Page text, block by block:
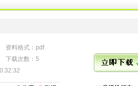
资料格式：pdf
下载次数：5